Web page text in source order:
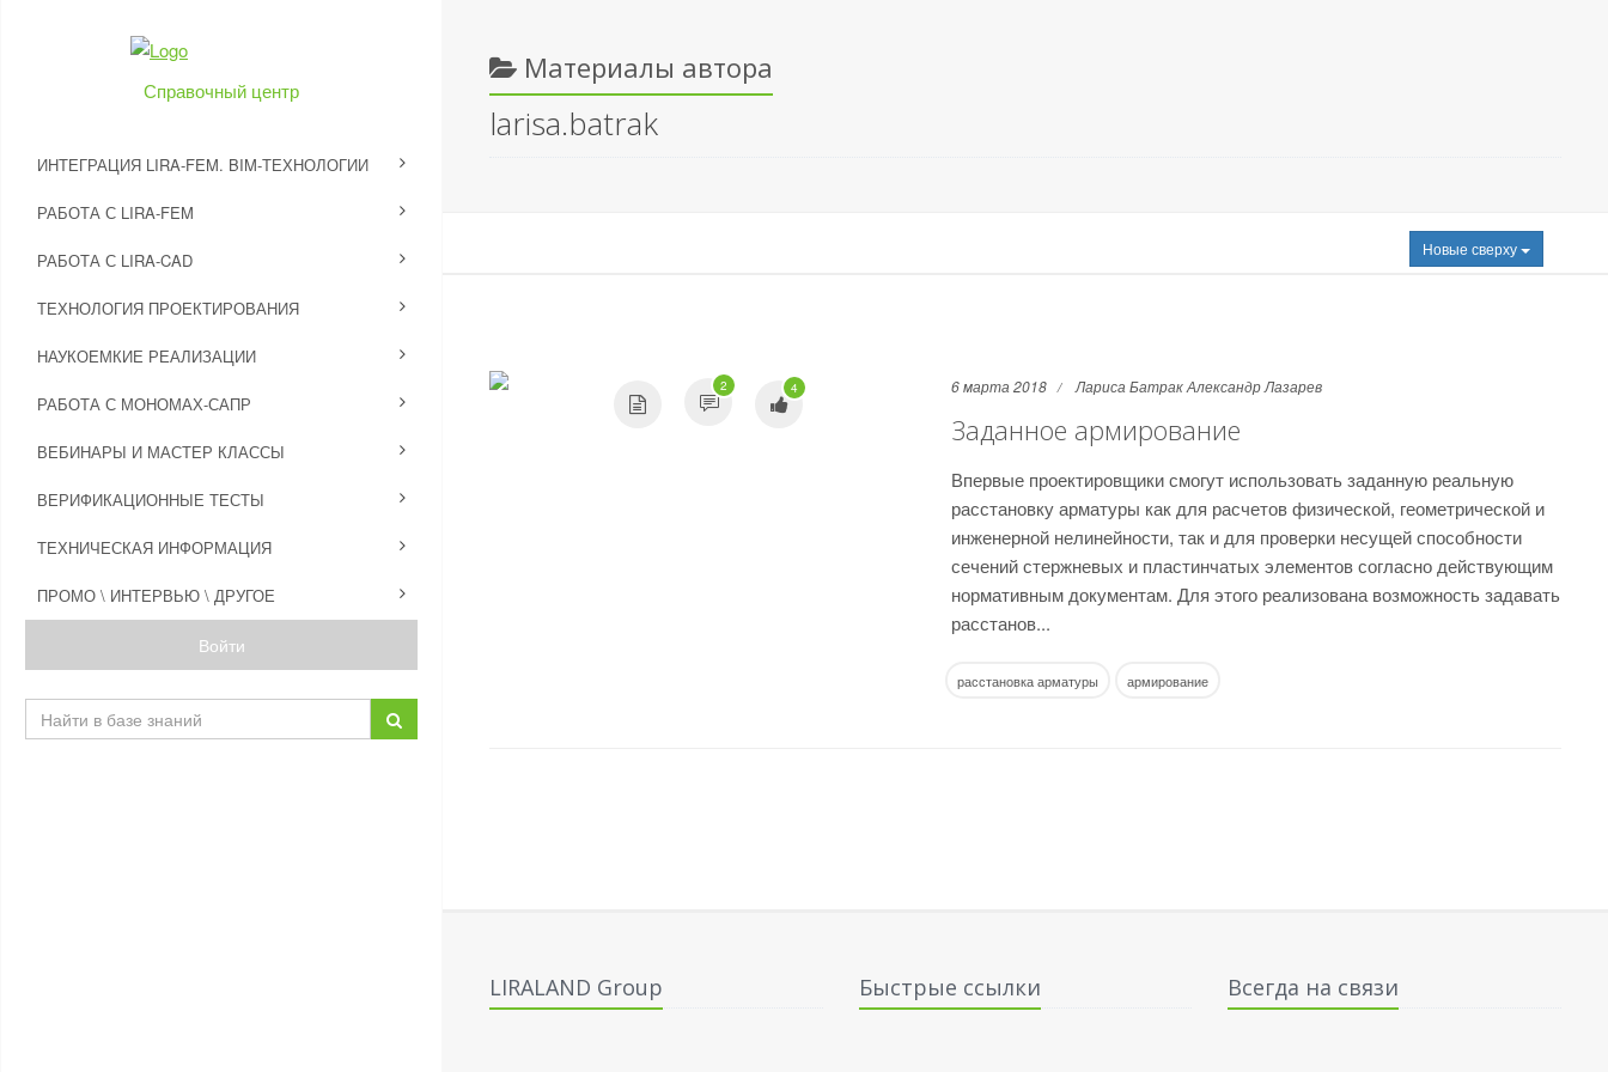
Справочный центр
ИНТЕГРАЦИЯ LIRA-FEM. BIM-ТЕХНОЛОГИИ
РАБОТА С LIRA-FEM
РАБОТА С LIRA-CAD
ТЕХНОЛОГИЯ ПРОЕКТИРОВАНИЯ
НАУКОЕМКИЕ РЕАЛИЗАЦИИ
РАБОТА С МОНОМАХ-САПР
ВЕБИНАРЫ И МАСТЕР КЛАССЫ
ВЕРИФИКАЦИОННЫЕ ТЕСТЫ
ТЕХНИЧЕСКАЯ ИНФОРМАЦИЯ
ПРОМО \ ИНТЕРВЬЮ \ ДРУГОЕ
Войти
Материалы автора
larisa.batrak
Новые сверху
2 4 6 марта 2018 Лариса БатракАлександр Лазарев
Заданное армирование
Впервые проектировщики смогут использовать заданную реальную
расстановку арматуры как для расчетов физической, геометрической и
инженерной нелинейности, так и для проверки несущей способности
сечений стержневых и пластинчатых элементов согласно действующим
нормативным документам. Для этого реализована возможность задавать
расстанов...
расстановка арматуры армирование
LIRALAND Group Быстрые ссылки Всегда на связи